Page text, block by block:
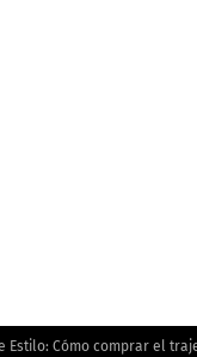
Estilo: Cómo comprar el